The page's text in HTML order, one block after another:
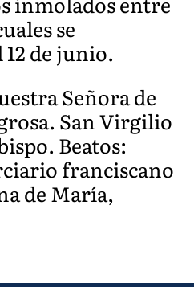
se
de junio.
Señora de
San Virgilio
Beatos:
franciscano
de María,